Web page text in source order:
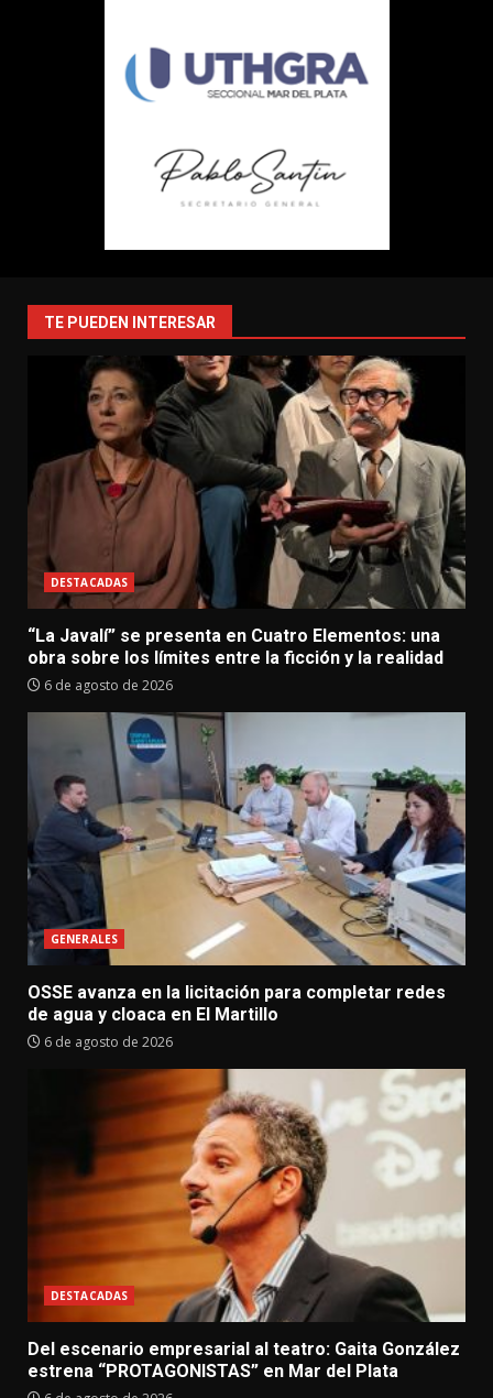
TE PUEDEN INTERESAR
DESTACADAS
“La Javalí” se presenta en Cuatro Elementos: una
obra sobre los límites entre la ficción y la realidad
6 de agosto de 2026
GENERALES
OSSE avanza en la licitación para completar redes
de agua y cloaca en El Martillo
6 de agosto de 2026
DESTACADAS
Del escenario empresarial al teatro: Gaita González
estrena “PROTAGONISTAS” en Mar del Plata